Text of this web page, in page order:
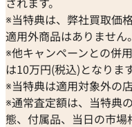
※当特典は、弊社買取価
適用外商品はありません。
※他キャンペーンとの併
は10万円(税込)となります
※当特典は適用対象外の
※通常査定額は、当特典
態、付属品、当日の市